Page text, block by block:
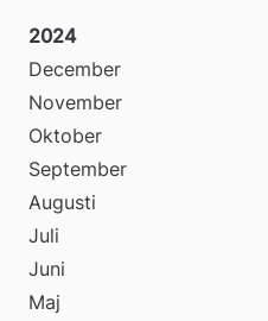
2024
December
November
Oktober
September
Augusti
Juli
Juni
Maj